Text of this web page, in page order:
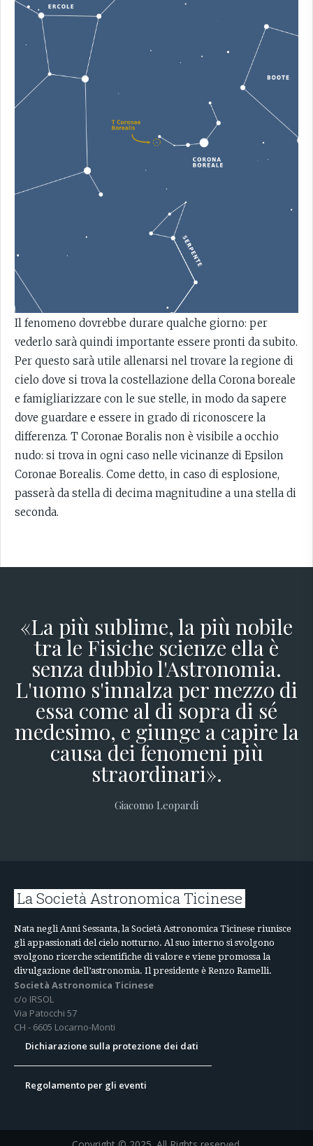
Il fenomeno dovrebbe durare qualche giorno: per
vederlo sarà quindi importante essere pronti da subito.
Per questo sarà utile allenarsi nel trovare la regione di
cielo dove si trova la costellazione della Corona boreale
e famigliarizzare con le sue stelle, in modo da sapere
dove guardare e essere in grado di riconoscere la
differenza. T Coronae Boralis non è visibile a occhio
nudo: si trova in ogni caso nelle vicinanze di Epsilon
Coronae Borealis. Come detto, in caso di esplosione,
passerà da stella di decima magnitudine a una stella di
seconda.
«La più sublime, la più nobile
tra le Fisiche scienze ella è
senza dubbio l'Astronomia.
L'uomo s'innalza per mezzo di
essa come al di sopra di sé
medesimo, e giunge a capire la
causa dei fenomeni più
straordinari».
Giacomo Leopardi
La Società Astronomica Ticinese
Nata negli Anni Sessanta, la Società Astronomica Ticinese riunisce
gli appassionati del cielo notturno. Al suo interno si svolgono
svolgono ricerche scientifiche di valore e viene promossa la
divulgazione dell’astronomia. Il presidente è Renzo Ramelli.
Società Astronomica Ticinese
c/o IRSOL
Via Patocchi 57
CH - 6605 Locarno-Monti
Dichiarazione sulla protezione dei dati
Regolamento per gli eventi